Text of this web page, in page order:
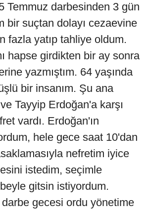
Temmuz darbesinden 3 gün
bir suçtan dolayı cezaevine
fazla yatıp tahliye oldum.
hapse girdikten bir ay sonra
yazmıştım. 64 yaşında
bir insanım. Şu ana
Tayyip Erdoğan'a karşı
vardı. Erdoğan'ın
hele gece saat 10'dan
nefretim iyice
istedim, seçimle
gitsin istiyordum.
gecesi ordu yönetime